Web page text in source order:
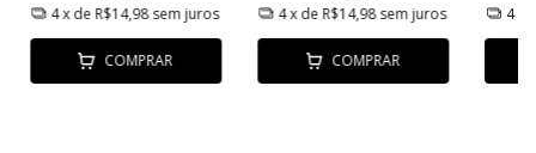
4x de R$14,98 sem juros
COMPRAR
4x de R$14,98sem juros
COMPRAR
4